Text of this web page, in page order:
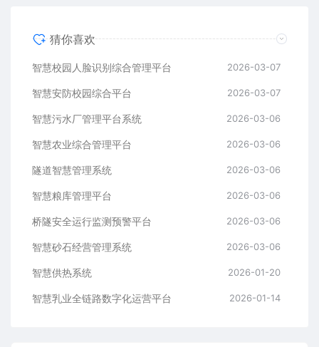
猜你喜欢
智慧校园人脸识别综合管理平台 2026-03-07
智慧安防校园综合平台 2026-03-07
智慧污水厂管理平台系统 2026-03-06
智慧农业综合管理平台 2026-03-06
隧道智慧管理系统 2026-03-06
智慧粮库管理平台 2026-03-06
桥隧安全运行监测预警平台 2026-03-06
智慧砂石经营管理系统 2026-03-06
智慧供热系统 2026-01-20
智慧乳业全链路数字化运营平台 2026-01-14